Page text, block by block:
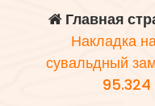
Главная
Накладка
сувальдный